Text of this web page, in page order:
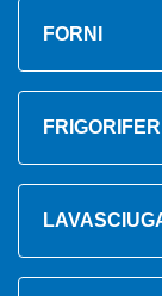
FORNI
FRIGORIFERI